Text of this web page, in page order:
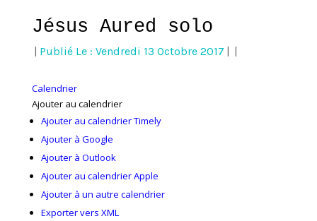
Jésus Aured solo
Publié Le : Vendredi 13 Octobre 2017
Calendrier
Ajouter au calendrier
Ajouter au calendrier Timely
Ajouter à Google
Ajouter à Outlook
Ajouter au calendrier Apple
Ajouter à un autre calendrier
Exporter vers XML